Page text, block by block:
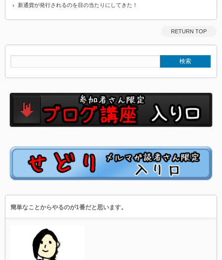
新通貨が発行されるのを目の当たりにしてきた！
RETURN TOP
簡単なことからやるのが1番だと思います。